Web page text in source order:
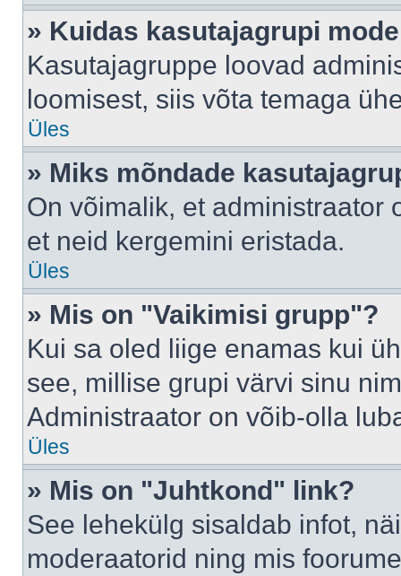
» Kuidas kasutajagrupi
Kasutajagruppe loovad
loomisest, siis võta temaga
Üles
» Miks mõndade
On võimalik, et administraator
et neid kergemini eristada.
Üles
» Mis on "Vaikimisi grupp"?
Kui sa oled liige enamas kui
see, millise grupi värvi sinu
Administraator on võib-olla
Üles
» Mis on "Juhtkond" link?
See lehekülg sisaldab infot,
moderaatorid ning mis